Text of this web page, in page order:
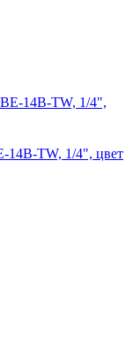
14B-TW, 1/4", цвет